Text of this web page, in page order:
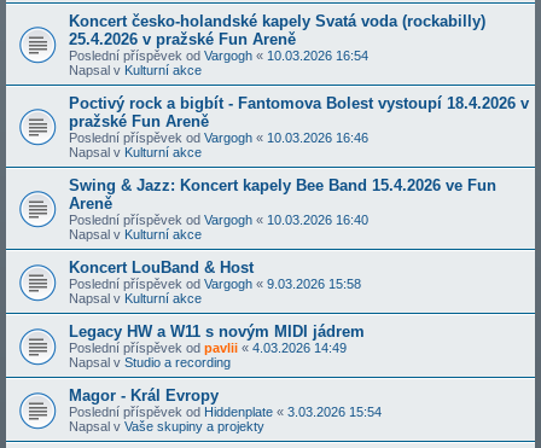
Koncert česko-holandské kapely Svatá voda (rockabilly)
25.4.2026 v pražské Fun Areně
Poslední příspěvek od Vargogh « 10.03.2026 16:54
Napsal v Kulturní akce
Poctivý rock a bigbít - Fantomova Bolest vystoupí 18.4.2026 v
pražské Fun Areně
Poslední příspěvek od Vargogh « 10.03.2026 16:46
Napsal v Kulturní akce
Swing & Jazz: Koncert kapely Bee Band 15.4.2026 ve Fun
Areně
Poslední příspěvek od Vargogh « 10.03.2026 16:40
Napsal v Kulturní akce
Koncert LouBand & Host
Poslední příspěvek od Vargogh « 9.03.2026 15:58
Napsal v Kulturní akce
Legacy HW a W11 s novým MIDI jádrem
Poslední příspěvek od pavlii « 4.03.2026 14:49
Napsal v Studio a recording
Magor - Král Evropy
Poslední příspěvek od Hiddenplate « 3.03.2026 15:54
Napsal v Vaše skupiny a projekty